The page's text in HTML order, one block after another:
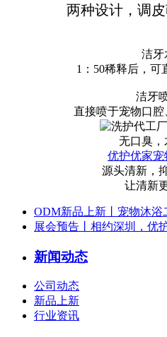
两种设计，调
洁牙
1：50稀释后，可
洁牙
直接喷于宠物口
无口臭，
优护优家宠
源头清新，
让清新
ODM新品上新丨宠物沐
展会预告丨相约深圳，优
新闻动态
公司动态
新品上新
行业资讯